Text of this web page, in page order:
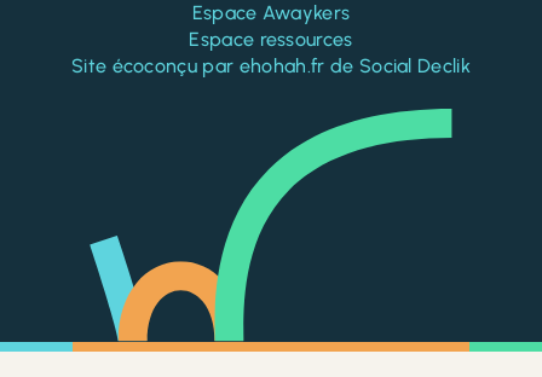
Espace Awaykers
Espace ressources
Site écoconçu par ehohah.fr de Social Declik